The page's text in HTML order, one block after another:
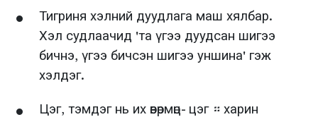
Тигриня хэлний дуудлага маш хялбар.
Хэл судлаачид 'та үгээ дуудсан шигээ
бичнэ, үгээ бичсэн шигээ уншина' гэж
хэлдэг.
Цэг, тэмдэг нь их өвөрмөц- цэг ። харин